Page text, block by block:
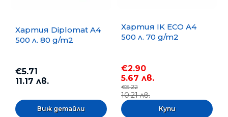
Хартия Diplomat A4
500 л. 80 g/m2
€5.71
11.17 лв.
Виж детайли
Хартия IK ECO A4
500 л. 70 g/m2
€2.90
5.67 лв.
€5.22
10.21 лв.